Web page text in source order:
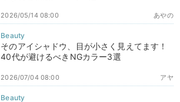
あやの
2026/05/14 08:00
そのアイシャドウ、目が小さく見えてます！
40代が避けるべきNGカラー3選
アヤ
2026/07/04 08:00